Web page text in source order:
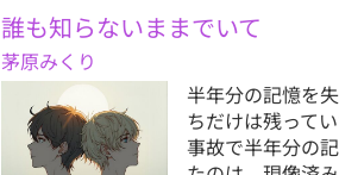
誰も知らないままでいて
茅原みくり
半年分の記憶を
ちだけは残って
事故で半年分の